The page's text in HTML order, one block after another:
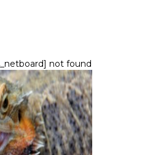
not found